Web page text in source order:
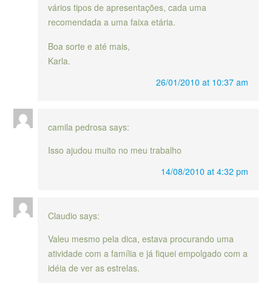
vários tipos de apresentações, cada uma
recomendada a uma faixa etária.
Boa sorte e até mais,
Karla.
26/01/2010 at 10:37 am
camila pedrosa says:
Isso ajudou muito no meu trabalho
14/08/2010 at 4:32 pm
Claudio says:
Valeu mesmo pela dica, estava procurando uma
atividade com a família e já fiquei empolgado com a
idéia de ver as estrelas.